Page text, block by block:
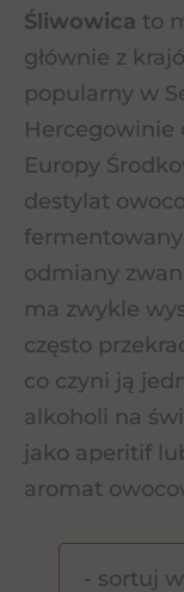
Śliwowica to
głównie z
popularny w
Hercegowinie
Europy
destylat
odmiany
ma zwykle
często
co czyni ją
alkoholi na
jako aperitif
aromat